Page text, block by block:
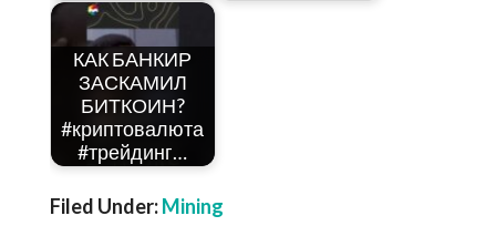
КАК БАНКИР
ЗАСКАМИЛ
БИТКОИН?
#криптовалюта
#трейдинг…
Filed Under:Mining